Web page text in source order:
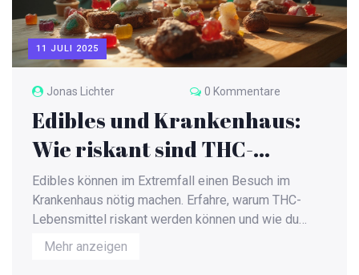
11 JULI 2025
Jonas Lichter 0 Kommentare
Edibles und Krankenhaus:
Wie riskant sind THC-
Lebensmittel wirklich?
Edibles können im Extremfall einen Besuch im
Krankenhaus nötig machen. Erfahre, warum THC-
Lebensmittel riskant werden können und wie du
Probleme vermeidest.
Mehr anzeigen